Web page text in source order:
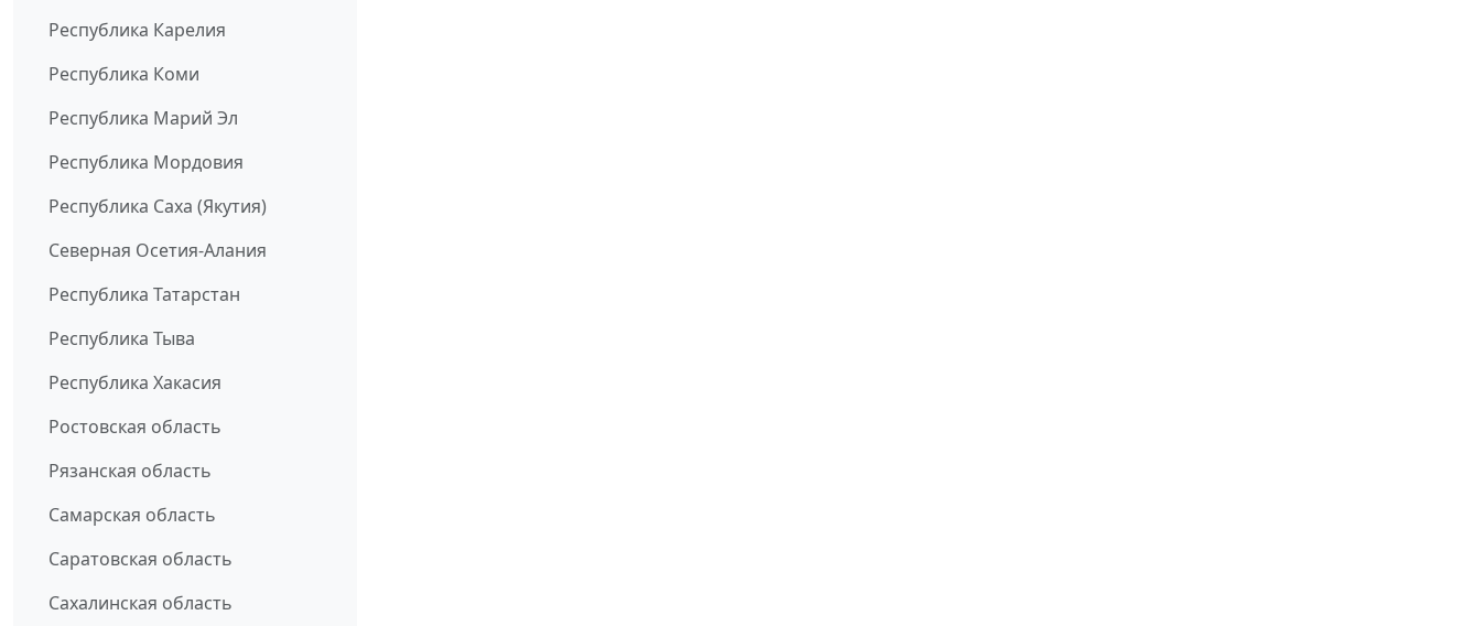
Республика Карелия
Республика Коми
Республика Марий Эл
Республика Мордовия
Республика Саха (Якутия)
Северная Осетия-Алания
Республика Татарстан
Республика Тыва
Республика Хакасия
Ростовская область
Рязанская область
Самарская область
Саратовская область
Сахалинская область